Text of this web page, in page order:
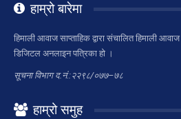
हाम्रो बारेमा
हिमाली आवाज साप्ताहिक द्वारा संचालित हिमाली
डिजिटल अनलाइन पत्रिका हो ।
सूचना विभाग द.नं.:२२९८/०७७–७८
हाम्रो समुह